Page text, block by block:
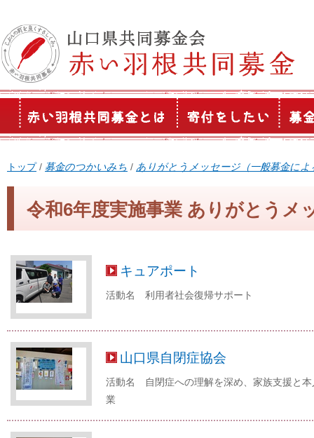
現
在
トップ/ 募金のつかいみち / ありがとうメッセージ（一般募金によ
令和6年度実施事業 ありがとうメ
キュアポート
活動名 利用者社会復帰サポート
山口県自閉症協会
活動名 自閉症への理解を深め、家族支援と
業